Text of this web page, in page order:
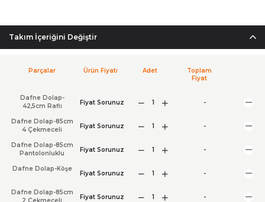
Takım İçeriğini Değiştir
Parçalar Ürün Fiyatı Adet
Toplam
Fiyat
Dafne Dolap-
42,5cm Raflı
Fiyat Sorunuz -
Dafne Dolap-85cm
4 Çekmeceli
Fiyat Sorunuz -
Dafne Dolap-85cm
Pantolonluklu
Fiyat Sorunuz -
Dafne Dolap-Köşe
Fiyat Sorunuz -
Dafne Dolap-85cm
Fiyat Sorunuz -